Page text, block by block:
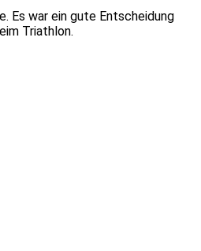
Es war ein gute Entscheidung
Triathlon.